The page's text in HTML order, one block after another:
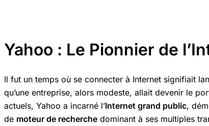
Yahoo : Le Pionnier de
Il fut un temps où se connecter à Internet signifiait
qu’une entreprise, alors modeste, allait devenir le
actuels, Yahoo a incarné l’Internet grand public,
de moteur de recherche dominant à ses multiples